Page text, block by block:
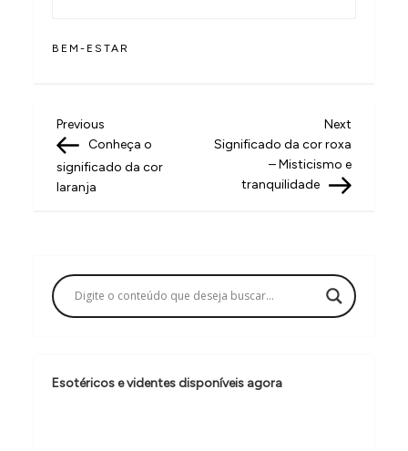
BEM-ESTAR
N
a
v
a
ç
o
d
Previous
Post
Previous
Conheça o
significado da cor
laranja
Next
Post
Next
Significado da cor roxa
– Misticismo e
tranquilidade
Esotéricos e videntes disponíveis agora